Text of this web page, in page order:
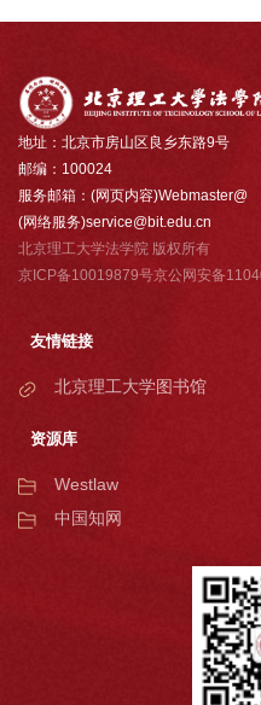
地址：北京市房山区良乡东路9号
邮编：100024
服务邮箱：(网页内容)Webmaster@
(网络服务)service@bit.edu.cn
北京理工大学法学院 版权所有
京ICP备10019879号京公网安备
友情链接
北京理工大学图书馆
资源库
Westlaw
中国知网